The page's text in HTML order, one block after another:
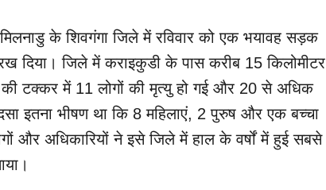
के शिवगंगा जिले में रविवार को एक भयावह सड़क
दिया। जिले में कराइकुडी के पास करीब 15 किलोमीटर
टक्कर में 11 लोगों की मृत्यु हो गई और 20 से अधिक
इतना भीषण था कि 8 महिलाएं, 2 पुरुष और एक बच्चा
और अधिकारियों ने इसे जिले में हाल के वर्षों में हुई सबसे